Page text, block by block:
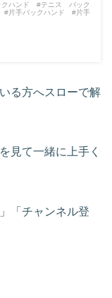
ハンド #テニス バック
片手バックハンド #片手
る方へスローで解
見て一緒に上手く
「チャンネル登